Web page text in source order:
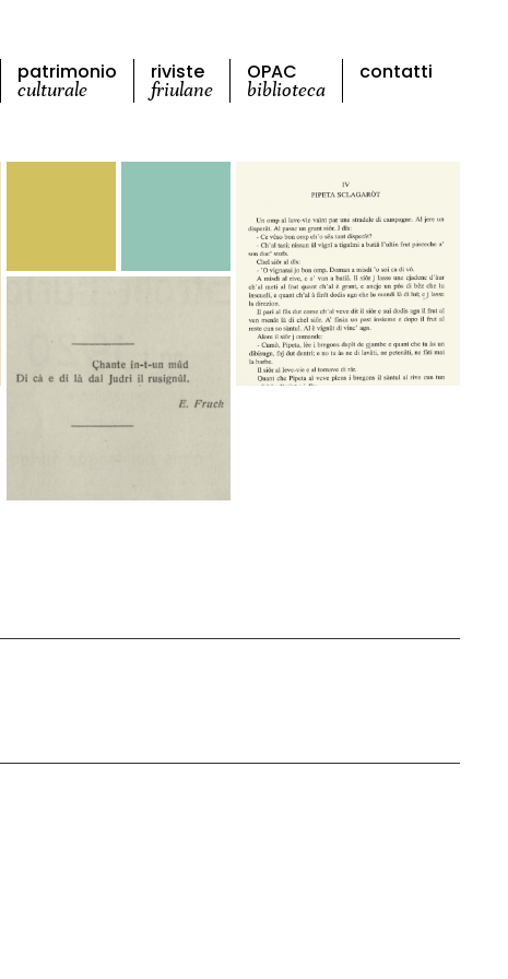
patrimonio
culturale
riviste
friulane
OPAC
biblioteca
contatti